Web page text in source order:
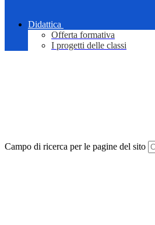
Didattica
Offerta formativa
I progetti delle classi
Campo di ricerca per le pagine del sito